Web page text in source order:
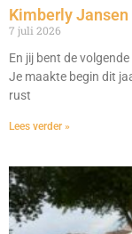
Kimberly
7 juli 2026
En jij bent de
Je maakte begin dit
rust
Lees verder »